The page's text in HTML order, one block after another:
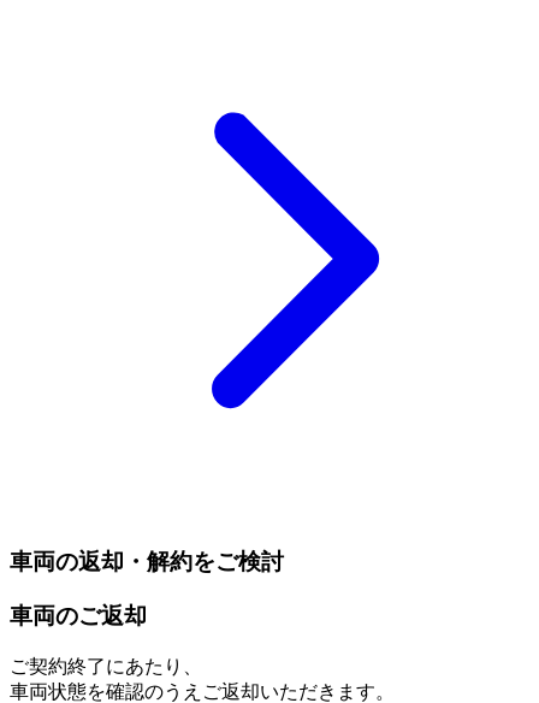
車両の返却・解約をご検討
車両のご返却
ご契約終了にあたり、
車両状態を確認のうえご返却いただきます。